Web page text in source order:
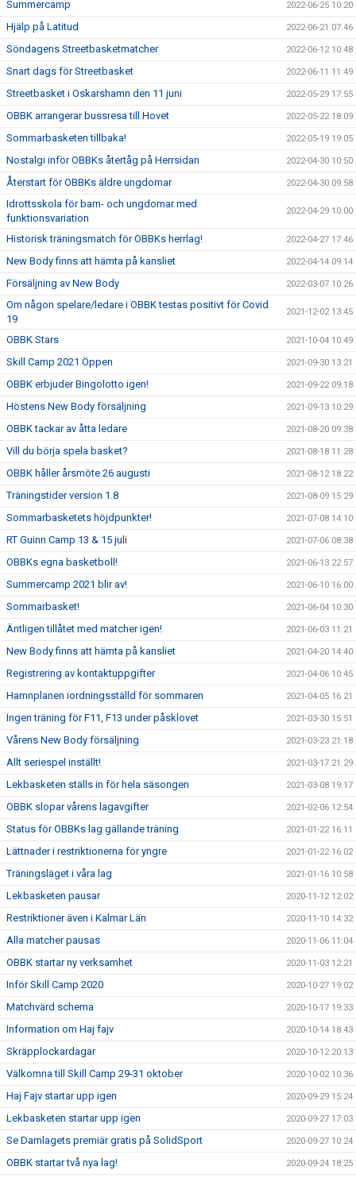
Summercamp 2022-06-25 10:20
Hjälp på Latitud 2022-06-21 07:46
Söndagens Streetbasketmatcher 2022-06-12 10:48
Snart dags för Streetbasket 2022-06-11 11:49
Streetbasket i Oskarshamn den 11 juni 2022-05-29 17:55
OBBK arrangerar bussresa till Hovet 2022-05-22 18:09
Sommarbasketen tillbaka! 2022-05-19 19:05
Nostalgi inför OBBKs återtåg på Herrsidan 2022-04-30 10:50
Återstart för OBBKs äldre ungdomar 2022-04-30 09:58
Idrottsskola för barn- och ungdomar med
funktionsvariation
2022-04-29 10:00
Historisk träningsmatch för OBBKs herrlag! 2022-04-27 17:46
New Body finns att hämta på kansliet 2022-04-14 09:14
Försäljning av New Body 2022-03-07 10:26
Om någon spelare/ledare i OBBK testas positivt för Covid
19
2021-12-02 13:45
OBBK Stars 2021-10-04 10:49
Skill Camp 2021 Öppen 2021-09-30 13:21
OBBK erbjuder Bingolotto igen! 2021-09-22 09:18
Höstens New Body försäljning 2021-09-13 10:29
OBBK tackar av åtta ledare 2021-08-20 09:38
Vill du börja spela basket? 2021-08-18 11:28
OBBK håller årsmöte 26 augusti 2021-08-12 18:22
Träningstider version 1.8 2021-08-09 15:29
Sommarbasketets höjdpunkter! 2021-07-08 14:10
RT Guinn Camp 13 & 15 juli 2021-07-06 08:38
OBBKs egna basketboll! 2021-06-13 22:57
Summercamp 2021 blir av! 2021-06-10 16:00
Sommarbasket! 2021-06-04 10:30
Äntligen tillåtet med matcher igen! 2021-06-03 11:21
New Body finns att hämta på kansliet 2021-04-20 14:40
Registrering av kontaktuppgifter 2021-04-06 10:45
Hamnplanen iordningsställd för sommaren 2021-04-05 16:21
Ingen träning för F11, F13 under påsklovet 2021-03-30 15:51
Vårens New Body försäljning 2021-03-23 21:18
Allt seriespel inställt! 2021-03-17 21:29
Lekbasketen ställs in för hela säsongen 2021-03-08 19:17
OBBK slopar vårens lagavgifter 2021-02-06 12:54
Status för OBBKs lag gällande träning 2021-01-22 16:11
Lättnader i restriktionerna för yngre 2021-01-22 16:02
Träningsläget i våra lag 2021-01-16 10:58
Lekbasketen pausar 2020-11-12 12:02
Restriktioner även i Kalmar Län 2020-11-10 14:32
Alla matcher pausas 2020-11-06 11:04
OBBK startar ny verksamhet 2020-11-03 12:21
Inför Skill Camp 2020 2020-10-27 19:02
Matchvärd schema 2020-10-17 19:33
Information om Haj fajv 2020-10-14 18:43
Skräpplockardagar 2020-10-12 20:13
Välkomna till Skill Camp 29-31 oktober 2020-10-02 10:36
Haj Fajv startar upp igen 2020-09-29 15:24
Lekbasketen startar upp igen 2020-09-27 17:03
Se Damlagets premiär gratis på SolidSport 2020-09-27 10:24
OBBK startar två nya lag! 2020-09-24 18:25